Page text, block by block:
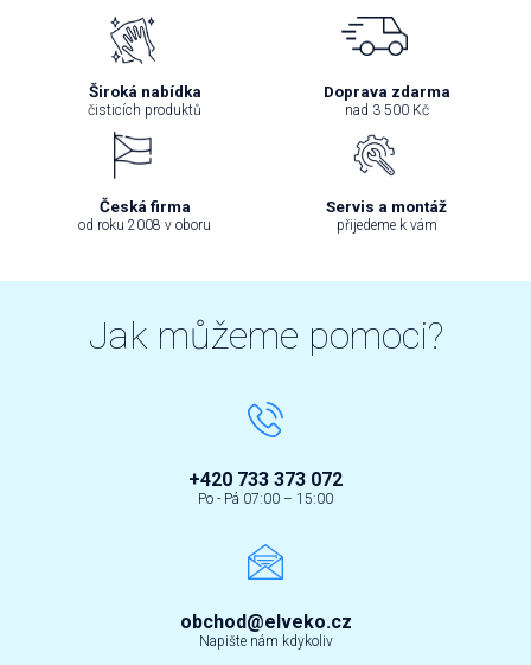
Široká nabídka
čisticích produktů
Doprava zdarma
nad 3 500 Kč
Česká firma
od roku 2008 v oboru
Servis a montáž
přijedeme k vám
Jak můžeme pomoci?
+420 733 373 072
Po - Pá 07:00 – 15:00
obchod@elveko.cz
Napište nám kdykoliv